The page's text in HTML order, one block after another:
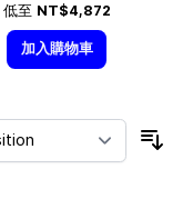
低至 NT$4,872
加入購物車